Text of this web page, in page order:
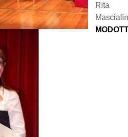
Rita